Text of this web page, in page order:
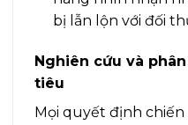
bị lẫn lộn với đối
Nghiên cứu và
tiêu
Mọi quyết định